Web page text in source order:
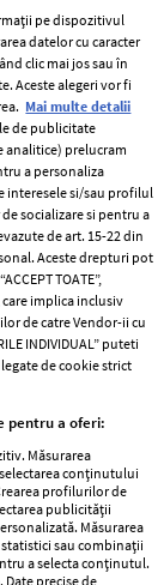
conditii
cookies
pe dispozitivul
datelor cu caracter
clic mai jos sau în
Aceste alegeri vor fi
Mai multe detalii
de publicitate
analitice) prelucram
a personaliza
interesele si/sau profilul
socializare si pentru a
de art. 15-22 din
Aceste drepturi pot
TOATE”,
implica inclusiv
de catre Vendor-ii cu
INDIVIDUAL” puteti
de cookie strict
pentru a oferi:
Măsurarea
conținutului
profilurilor de
publicității
Măsurarea
sau combinații
a selecta conținutul.
precise de